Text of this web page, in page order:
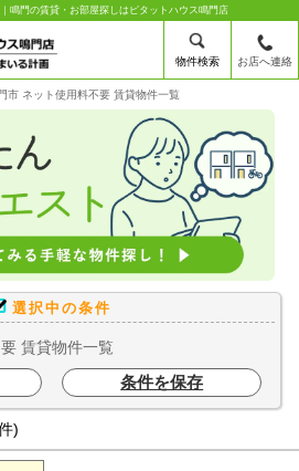
鳴門の賃貸・お部屋探しはピタットハウス鳴門店
物件検索 お店へ連絡
市 ネット使用料不要 賃貸物件一覧
選択中の条件
賃貸物件一覧
条件を保存
)